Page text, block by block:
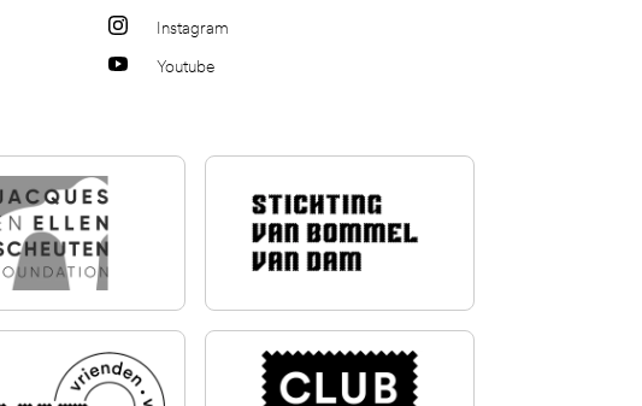
Instagram
Youtube